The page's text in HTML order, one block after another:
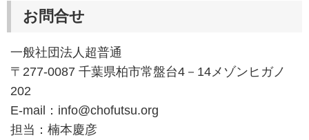
お問合せ
一般社団法人超普通
〒277-0087 千葉県柏市常盤台4－14メゾンヒガノ
202
E-mail：info@chofutsu.org
担当：楠本慶彦